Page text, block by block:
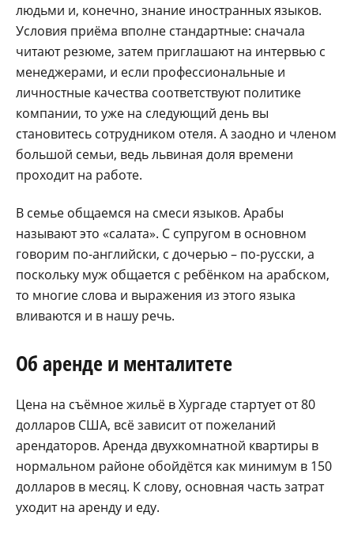
людьми и, конечно, знание иностранных языков.
Условия приёма вполне стандартные: сначала
читают резюме, затем приглашают на интервью с
менеджерами, и если профессиональные и
личностные качества соответствуют политике
компании, то уже на следующий день вы
становитесь сотрудником отеля. А заодно и членом
большой семьи, ведь львиная доля времени
проходит на работе.
В семье общаемся на смеси языков. Арабы
называют это «салата». С супругом в основном
говорим по-английски, с дочерью – по-русски, а
поскольку муж общается с ребёнком на арабском,
то многие слова и выражения из этого языка
вливаются и в нашу речь.
Об аренде и менталитете
Цена на съёмное жильё в Хургаде стартует от 80
долларов США, всё зависит от пожеланий
арендаторов. Аренда двухкомнатной квартиры в
нормальном районе обойдётся как минимум в 150
долларов в месяц. К слову, основная часть затрат
уходит на аренду и еду.